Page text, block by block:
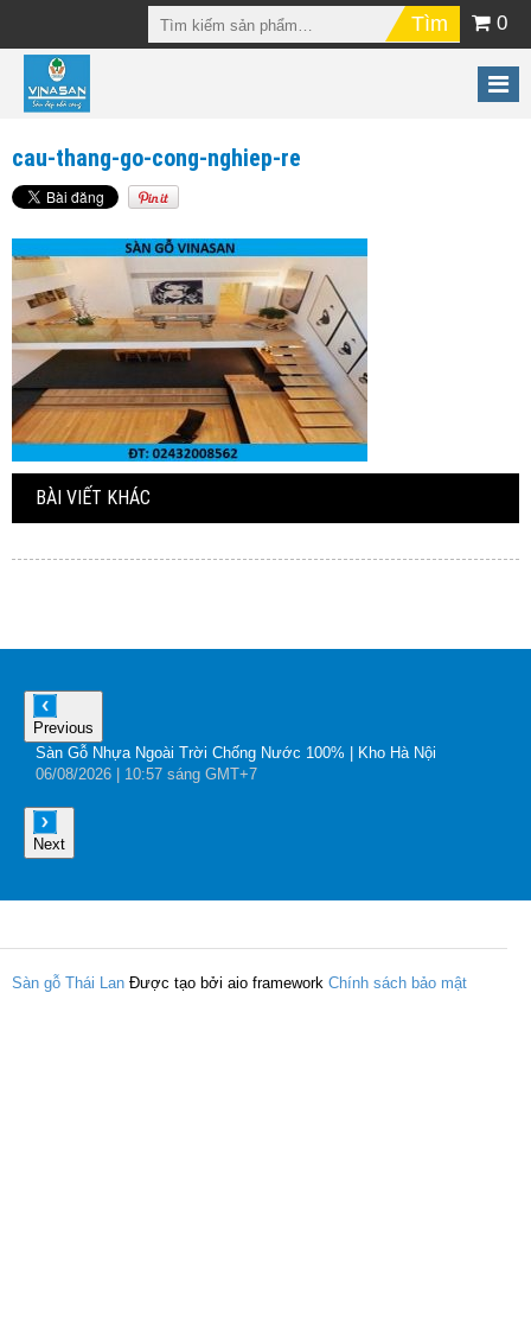
0
cau-thang-go-cong-nghiep-re
BÀI VIẾT KHÁC
Previous
Sàn Gỗ Nhựa Ngoài Trời Chống Nước 100% | Kho Hà Nội
06/08/2026 | 10:57 sáng GMT+7
Next
Sàn gỗ Thái Lan Được tạo bởi aio framework Chính sách bảo mật